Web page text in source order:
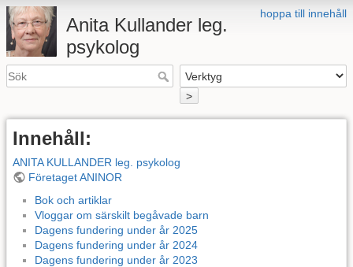
hoppa till innehåll
Anita Kullander leg.
psykolog
>
Innehåll:
ANITA KULLANDER leg. psykolog
Företaget ANINOR
Bok och artiklar
Vloggar om särskilt begåvade barn
Dagens fundering under år 2025
Dagens fundering under år 2024
Dagens fundering under år 2023